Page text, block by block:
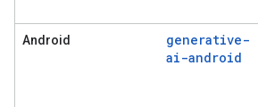
Android
generative-
ai-android